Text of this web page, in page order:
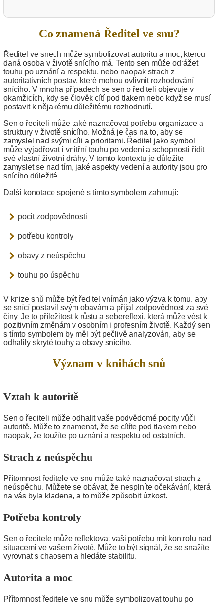
Co znamená Ředitel ve snu?
Ředitel ve snech může symbolizovat autoritu a moc, kterou
daná osoba v životě snícího má. Tento sen může odrážet
touhu po uznání a respektu, nebo naopak strach z
autoritativních postav, které mohou ovlivnit rozhodování
snícího. V mnoha případech se sen o řediteli objevuje v
okamžicích, kdy se člověk cítí pod tlakem nebo když se musí
postavit k nějakému důležitému rozhodnutí.
Sen o řediteli může také naznačovat potřebu organizace a
struktury v životě snícího. Možná je čas na to, aby se
zamyslel nad svými cíli a prioritami. Ředitel jako symbol
může vyjadřovat i vnitřní touhu po vedení a schopnosti řídit
své vlastní životní dráhy. V tomto kontextu je důležité
zamyslet se nad tím, jaké aspekty vedení a autority jsou pro
snícího důležité.
Další konotace spojené s tímto symbolem zahrnují:
pocit zodpovědnosti
potřebu kontroly
obavy z neúspěchu
touhu po úspěchu
V knize snů může být ředitel vnímán jako výzva k tomu, aby
se snící postavil svým obavám a přijal zodpovědnost za své
činy. Je to příležitost k růstu a sebereflexi, která může vést k
pozitivním změnám v osobním i profesním životě. Každý sen
s tímto symbolem by měl být pečlivě analyzován, aby se
odhalily skryté touhy a obavy snícího.
Význam v knihách snů
Vztah k autoritě
Sen o řediteli může odhalit vaše podvědomé pocity vůči
autoritě. Může to znamenat, že se cítíte pod tlakem nebo
naopak, že toužíte po uznání a respektu od ostatních.
Strach z neúspěchu
Přítomnost ředitele ve snu může také naznačovat strach z
neúspěchu. Můžete se obávat, že nesplníte očekávání, která
na vás byla kladena, a to může způsobit úzkost.
Potřeba kontroly
Sen o ředitele může reflektovat vaši potřebu mít kontrolu nad
situacemi ve vašem životě. Může to být signál, že se snažíte
vyrovnat s chaosem a hledáte stabilitu.
Autorita a moc
Přítomnost ředitele ve snu může symbolizovat touhu po